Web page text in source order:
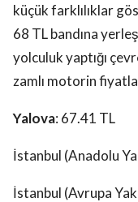
küçük farklılıklar
68 TL bandına
yolculuk yaptığı
zamlı motorin
Yalova: 67.41 TL
İstanbul (Anadolu
İstanbul (Avrupa